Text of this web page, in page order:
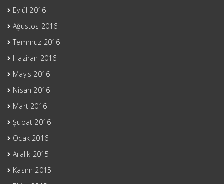
Eylül 2016
Ağustos 2016
Temmuz 2016
Haziran 2016
Mayıs 2016
Nisan 2016
Mart 2016
Şubat 2016
Ocak 2016
Aralık 2015
Kasım 2015